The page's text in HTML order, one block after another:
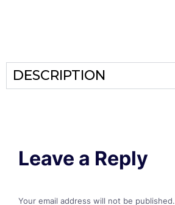
DESCRIPTION
Leave a Reply
Your email address will not be published.